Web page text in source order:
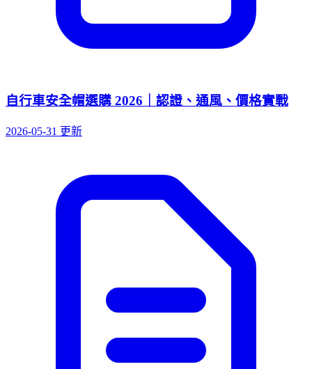
自行車安全帽選購 2026｜認證、通風、價格實戰
2026-05-31 更新